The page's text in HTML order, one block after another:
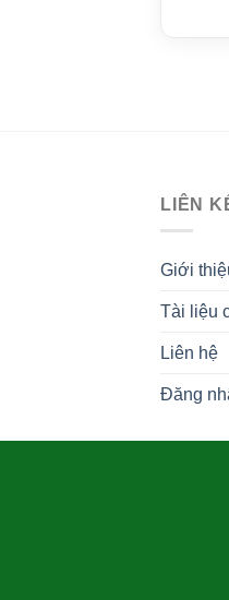
LIÊN
Giới
Tài liệu
Liên hệ
Đăng